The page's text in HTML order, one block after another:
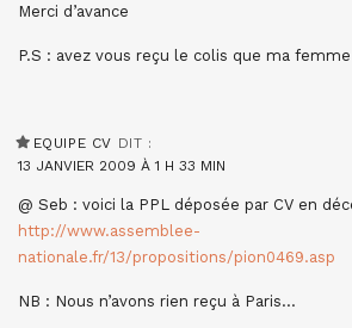
Merci d’avance
P.S : avez vous reçu le colis que ma
EQUIPE CV DIT :
13 JANVIER 2009 À 1 H 33 MIN
@ Seb : voici la PPL déposée par CV en
http://www.assemblee-
nationale.fr/13/propositions/pion0469.asp
NB : Nous n’avons rien reçu à Paris…